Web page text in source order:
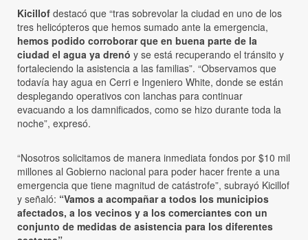
Kicillof destacó que “tras sobrevolar la ciudad en uno de los
tres helicópteros que hemos sumado ante la emergencia,
hemos podido corroborar que en buena parte de la
ciudad el agua ya drenó y se está recuperando el tránsito y
fortaleciendo la asistencia a las familias”. “Observamos que
todavía hay agua en Cerri e Ingeniero White, donde se están
desplegando operativos con lanchas para continuar
evacuando a los damnificados, como se hizo durante toda la
noche”, expresó.
“Nosotros solicitamos de manera inmediata fondos por $10 mil
millones al Gobierno nacional para poder hacer frente a una
emergencia que tiene magnitud de catástrofe”, subrayó Kicillof
y señaló: “Vamos a acompañar a todos los municipios
afectados, a los vecinos y a los comerciantes con un
conjunto de medidas de asistencia para los diferentes